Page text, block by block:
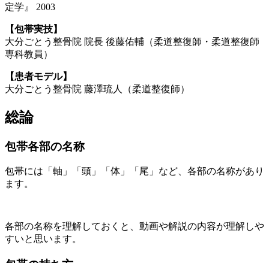
定学』 2003
【包帯実技】
大分ごとう整骨院 院長 後藤佑輔（柔道整復師・柔道整復師
専科教員）
【患者モデル】
大分ごとう整骨院 藤澤琉人（柔道整復師）
総論
包帯各部の名称
包帯には「軸」「頭」「体」「尾」など、各部の名称があり
ます。
各部の名称を理解しておくと、動画や解説の内容が理解しや
すいと思います。